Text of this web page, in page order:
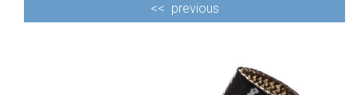
<< previous